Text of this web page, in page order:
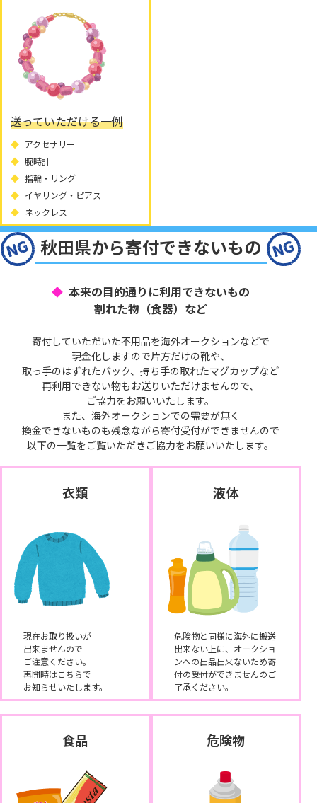
送っていただける一例
アクセサリー
腕時計
指輪・リング
イヤリング・ピアス
ネックレス
秋田県から寄付できないもの
本来の目的通りに利用できないもの
割れた物（食器）など
寄付していただいた不用品を海外オークションなどで
現金化しますので片方だけの靴や、
取っ手のはずれたバック、持ち手の取れたマグカップなど
再利用できない物もお送りいただけませんので、
ご協力をお願いいたします。
また、海外オークションでの需要が無く
換金できないものも残念ながら寄付受付ができませんので
以下の一覧をご覧いただきご協力をお願いいたします。
衣類
現在お取り扱いが
出来ませんので
ご注意ください。
再開時はこちらで
お知らせいたします。
液体
危険物と同様に海外に搬送
出来ない上に、オークショ
ンへの出品出来ないため寄
付の受付ができませんのご
了承ください。
食品 危険物